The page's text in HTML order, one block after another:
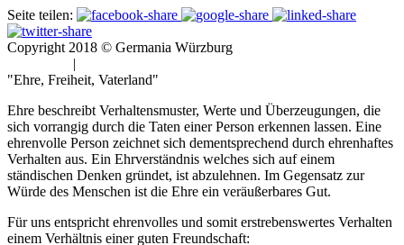
Seite teilen:
Copyright 2018 © Germania Würzburg
|
"Ehre, Freiheit, Vaterland"
Ehre beschreibt Verhaltensmuster, Werte und Überzeugungen, die
sich vorrangig durch die Taten einer Person erkennen lassen. Eine
ehrenvolle Person zeichnet sich dementsprechend durch ehrenhaftes
Verhalten aus. Ein Ehrverständnis welches sich auf einem
ständischen Denken gründet, ist abzulehnen. Im Gegensatz zur
Würde des Menschen ist die Ehre ein veräußerbares Gut.
Für uns entspricht ehrenvolles und somit erstrebenswertes Verhalten
einem Verhältnis einer guten Freundschaft: